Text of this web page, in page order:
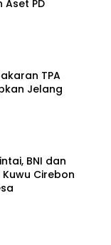
Aset PD
TPA
Jelang
BNI dan
Kuwu Cirebon